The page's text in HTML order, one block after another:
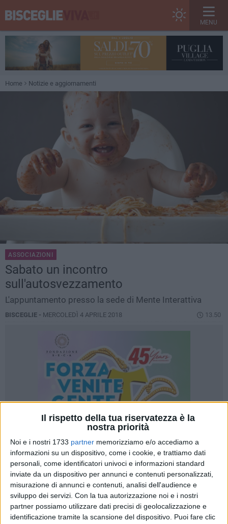
Il rispetto della tua riservatezza è la
nostra priorità
Noi e i nostri 1733 partner memorizziamo e/o accediamo a
informazioni su un dispositivo, come i cookie, e trattiamo dati
personali, come identificatori univoci e informazioni standard
inviate da un dispositivo per annunci e contenuti personalizzati,
misurazione di annunci e contenuti, analisi dell'audience e
sviluppo dei servizi. Con la tua autorizzazione noi e i nostri
partner possiamo utilizzare dati precisi di geolocalizzazione e
identificazione tramite la scansione del dispositivo. Puoi fare clic
MENU
Home Notizie e aggiornamenti
ASSOCIAZIONI
Sabato un incontro
sull'autosvezzamento
L'appuntamento presso la sede di Mente Interattiva
BISCEGLIE - MERCOLEDÌ 4 APRILE 2018 13.50
Introdurre cibi solidi nell'alimentazione del bambino